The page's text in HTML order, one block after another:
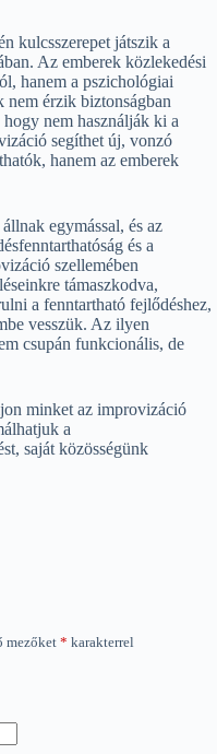
kulcsszerepet játszik a
Az emberek közlekedési
hanem a pszichológiai
nem érzik biztonságban
nem használják ki a
segíthet új, vonzó
hanem az emberek
egymással, és az
és a
szellemében
támaszkodva,
a fenntartható fejlődéshez,
vesszük. Az ilyen
csupán funkcionális, de
minket az improvizáció
a
saját közösségünk
mezőket* karakterrel